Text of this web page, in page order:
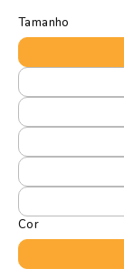
Tamanho
Cor